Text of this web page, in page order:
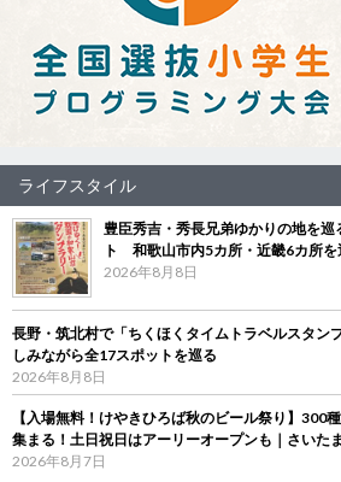
ライフスタイル
豊臣秀吉・秀長兄弟ゆかりの地を
ト 和歌山市内5カ所・近畿6カ所を
2026年8月8日
長野・筑北村で「ちくほくタイムトラベルスタン
しみながら全17スポットを巡る
2026年8月8日
【入場無料！けやきひろば秋のビール祭り】300
集まる！土日祝日はアーリーオープンも｜さいた
2026年8月7日